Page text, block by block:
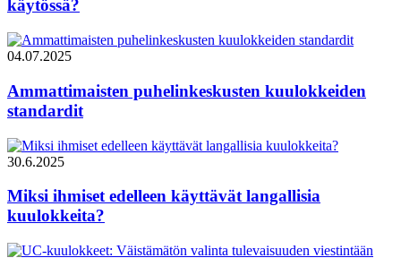
käytössä?
04.07.2025
Ammattimaisten puhelinkeskusten kuulokkeiden
standardit
30.6.2025
Miksi ihmiset edelleen käyttävät langallisia
kuulokkeita?